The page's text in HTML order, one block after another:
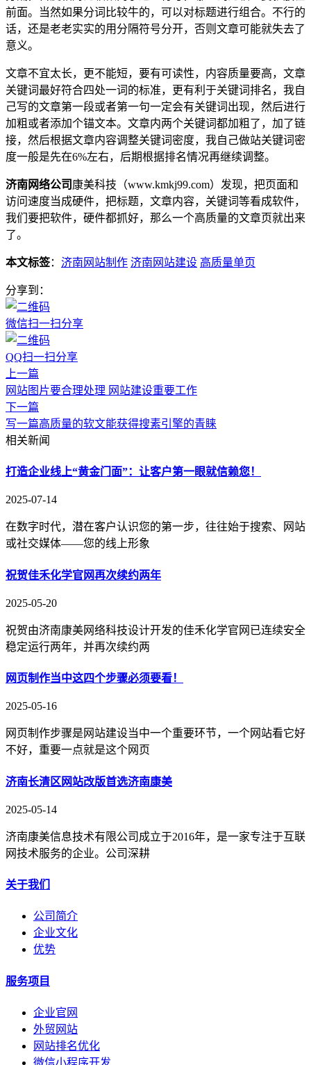
前面。当然如果分词比较牛的，可以对标题进行组合。不行的
话，还是老老实实的用分隔符号分开，否则文章可能就失去了
意义。
文章不宜太长，更不能短，要有可读性，内容质量要高，文章
关键词最好符合四处一词的标准，更有利于关键词排名，我自
己写的文章第一段或者第一句一定会有关键词出现，然后进行
加粗或者添加个锚文本。文章内两个关键词都加粗了，加了链
接，然后根据文章内容调整关键词密度，我自己做站关键词密
度一般是先在6%左右，后期根据排名情况再继续调整。
济南网络公司 康美科技（www.kmkj99.com）发现，把页面和
访问速度当成硬件，把标题，文章内容，关键词等看成软件，
我们要把软件，硬件都抓好，那么一个高质量的文章页就出来
了。
本文标签： 济南网站制作 济南网站建设 高质量单页
分享到：
微信扫一扫分享
QQ扫一扫分享
上一篇
网站图片要合理处理 网站建设重要工作
下一篇
写一篇高质量的软文能获得搜素引擎的青睐
相关新闻
打造企业线上“黄金门面”：让客户第一眼就信赖您！
2025-07-14
在数字时代，潜在客户认识您的第一步，往往始于搜索、网站
或社交媒体——您的线上形象
祝贺佳禾化学官网再次续约两年
2025-05-20
祝贺由济南康美网络科技设计开发的佳禾化学官网已连续安全
稳定运行两年，并再次续约两
网页制作当中这四个步骤必须要看！
2025-05-16
网页制作步骤是网站建设当中一个重要环节，一个网站看它好
不好，重要一点就是这个网页
济南长清区网站改版首选济南康美
2025-05-14
济南康美信息技术有限公司成立于2016年，是一家专注于互联
网技术服务的企业。公司深耕
关于我们
公司简介
企业文化
优势
服务项目
企业官网
外贸网站
网站排名优化
微信小程序开发